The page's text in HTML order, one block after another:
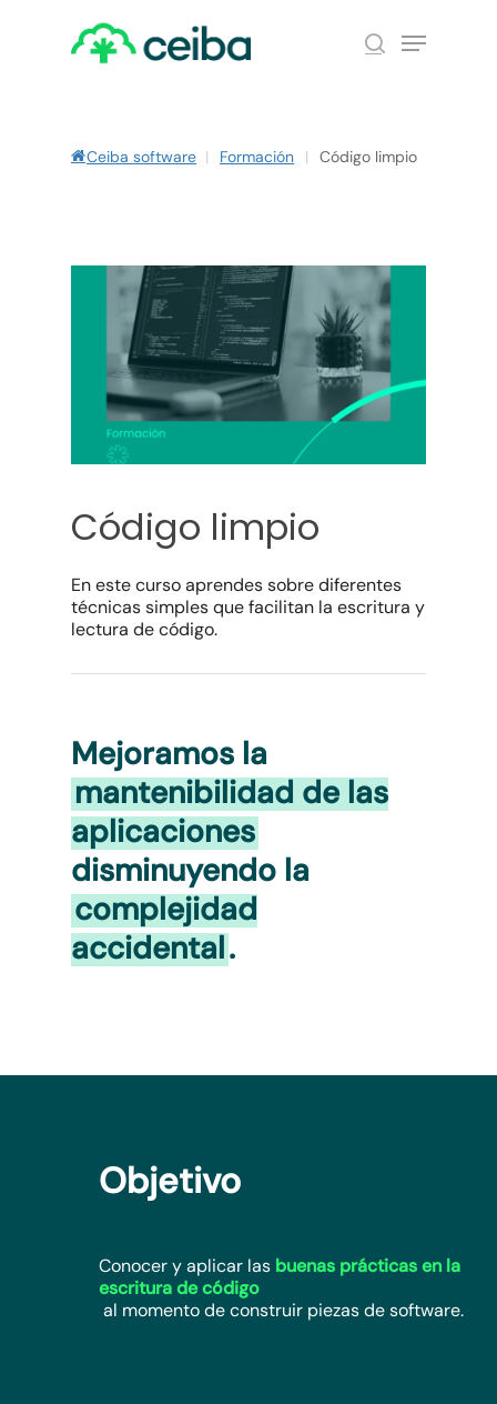
search
Menu
Ceiba software | Formación | Código limpio
Código limpio
En este curso aprendes sobre diferentes
técnicas simples que facilitan la escritura y
lectura de código.
Mejoramos la
mantenibilidad de las
aplicaciones
disminuyendo la
complejidad
accidental.
Objetivo
Conocer y aplicar las buenas prácticas en la
escritura de código
al momento de construir piezas de software.